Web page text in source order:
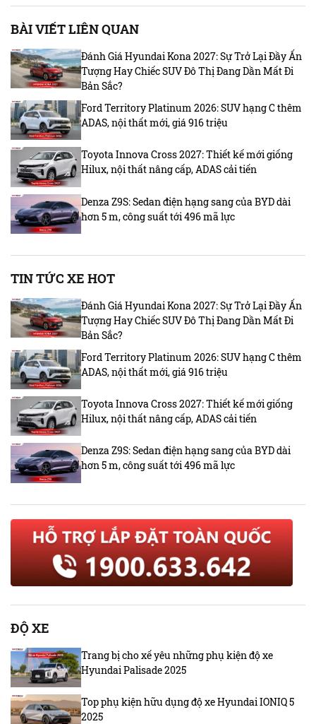
BÀI VIẾT LIÊN QUAN
Đánh Giá Hyundai Kona 2027: Sự Trở Lại Đầy Ấn
Tượng Hay Chiếc SUV Đô Thị Đang Dần Mất Đi
Bản Sắc?
Ford Territory Platinum 2026: SUV hạng C thêm
ADAS, nội thất mới, giá 916 triệu
Toyota Innova Cross 2027: Thiết kế mới giống
Hilux, nội thất nâng cấp, ADAS cải tiến
Denza Z9S: Sedan điện hạng sang của BYD dài
hơn 5 m, công suất tới 496 mã lực
TIN TỨC XE HOT
Đánh Giá Hyundai Kona 2027: Sự Trở Lại Đầy Ấn
Tượng Hay Chiếc SUV Đô Thị Đang Dần Mất Đi
Bản Sắc?
Ford Territory Platinum 2026: SUV hạng C thêm
ADAS, nội thất mới, giá 916 triệu
Toyota Innova Cross 2027: Thiết kế mới giống
Hilux, nội thất nâng cấp, ADAS cải tiến
Denza Z9S: Sedan điện hạng sang của BYD dài
hơn 5 m, công suất tới 496 mã lực
ĐỘ XE
Trang bị cho xế yêu những phụ kiện độ xe
Hyundai Palisade 2025
Top phụ kiện hữu dụng độ xe Hyundai IONIQ 5
2025